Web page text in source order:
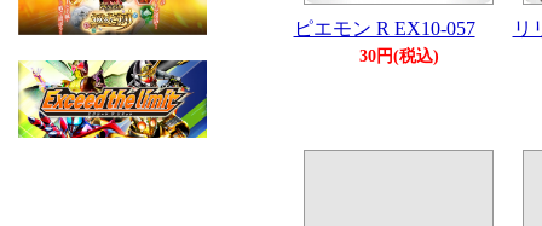
ピエモン R EX10-057
30円(税込)
リ